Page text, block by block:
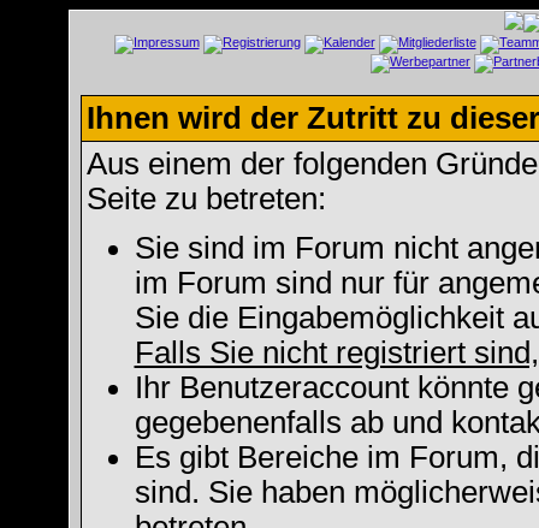
Ihnen wird der Zutritt zu
Aus einem der folgenden
Seite zu betreten:
Sie sind im Forum nicht
im Forum sind nur für
Sie die Eingabemöglichkeit
Falls Sie nicht registriert
Ihr Benutzeraccount könnte
gegebenenfalls ab und
Es gibt Bereiche im Forum,
sind. Sie haben